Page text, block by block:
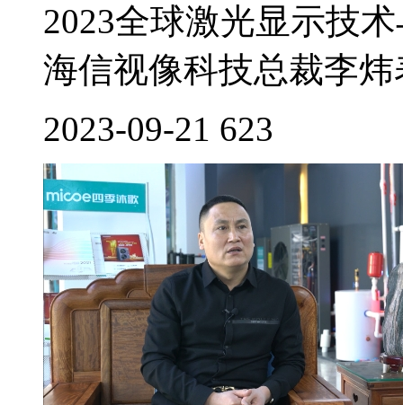
2023全球激光显示技
海信视像科技总裁李
2023-09-21 623